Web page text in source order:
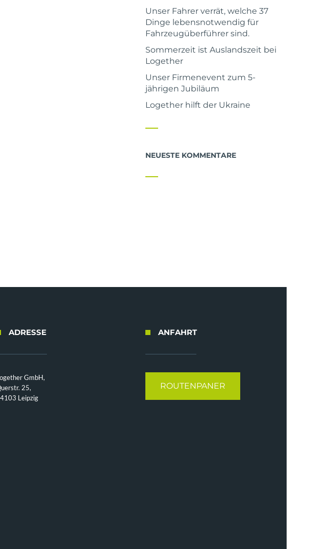
Unser Fahrer verrät, welche 37
Dinge lebensnotwendig für
Fahrzeugüberführer sind.
Sommerzeit ist Auslandszeit bei
Logether
Unser Firmenevent zum 5-
jährigen Jubiläum
Logether hilft der Ukraine
NEUESTE KOMMENTARE
ADRESSE
GmbH,
25,
Leipzig
ANFAHRT
ROUTENPANER